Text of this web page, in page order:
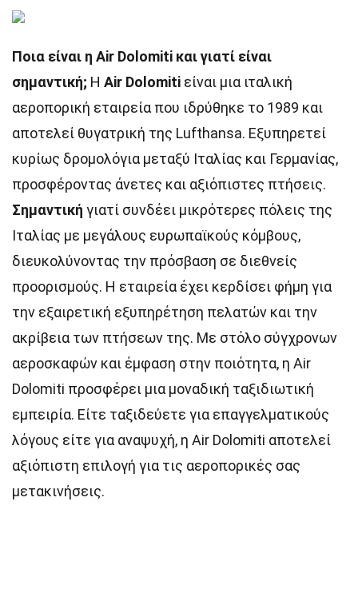
Ποια είναι η Air Dolomiti και γιατί είναι
σημαντική; Η Air Dolomiti είναι μια ιταλική
αεροπορική εταιρεία που ιδρύθηκε το 1989 και
αποτελεί θυγατρική της Lufthansa. Εξυπηρετεί
κυρίως δρομολόγια μεταξύ Ιταλίας και Γερμανίας,
προσφέροντας άνετες και αξιόπιστες πτήσεις.
Σημαντική γιατί συνδέει μικρότερες πόλεις της
Ιταλίας με μεγάλους ευρωπαϊκούς κόμβους,
διευκολύνοντας την πρόσβαση σε διεθνείς
προορισμούς. Η εταιρεία έχει κερδίσει φήμη για
την εξαιρετική εξυπηρέτηση πελατών και την
ακρίβεια των πτήσεων της. Με στόλο σύγχρονων
αεροσκαφών και έμφαση στην ποιότητα, η Air
Dolomiti προσφέρει μια μοναδική ταξιδιωτική
εμπειρία. Είτε ταξιδεύετε για επαγγελματικούς
λόγους είτε για αναψυχή, η Air Dolomiti αποτελεί
αξιόπιστη επιλογή για τις αεροπορικές σας
μετακινήσεις.